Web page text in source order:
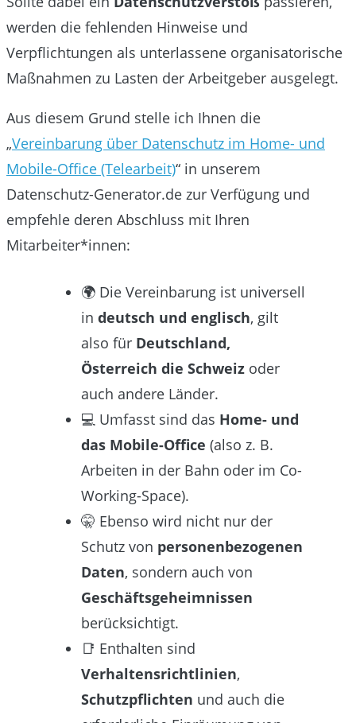
werden die fehlenden Hinweise und
Verpflichtungen als unterlassene organisatorische
Maßnahmen zu Lasten der Arbeitgeber ausgelegt.
Aus diesem Grund stelle ich Ihnen die
„Vereinbarung über Datenschutz im Home- und
Mobile-Office (Telearbeit)“ in unserem
Datenschutz-Generator.de zur Verfügung und
empfehle deren Abschluss mit Ihren
Mitarbeiter*innen:
🌍 Die Vereinbarung ist universell
in deutsch und englisch, gilt
also für Deutschland,
Österreich die Schweiz oder
auch andere Länder.
💻 Umfasst sind das Home- und
das Mobile-Office (also z. B.
Arbeiten in der Bahn oder im Co-
Working-Space).
🤫 Ebenso wird nicht nur der
Schutz von personenbezogenen
Daten, sondern auch von
Geschäftsgeheimnissen
berücksichtigt.
📑 Enthalten sind
Verhaltensrichtlinien,
Schutzpflichten und auch die